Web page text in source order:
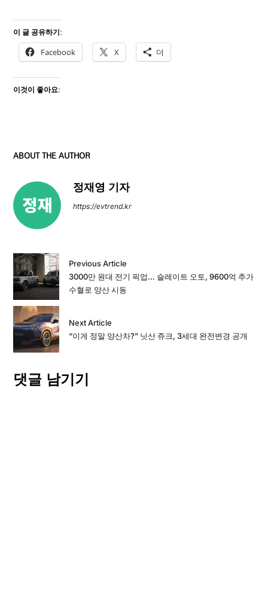
이 글 공유하기:
Facebook X 더
이것이 좋아요:
ABOUT THE AUTHOR
정재영 기자
https://evtrend.kr
Previous Article
3000만 원대 전기 픽업… 슬레이트 오토, 9600억 추가
수혈로 양산 시동
Next Article
“이게 정말 양산차?” 닛산 쥬크, 3세대 완전변경 공개
댓글 남기기